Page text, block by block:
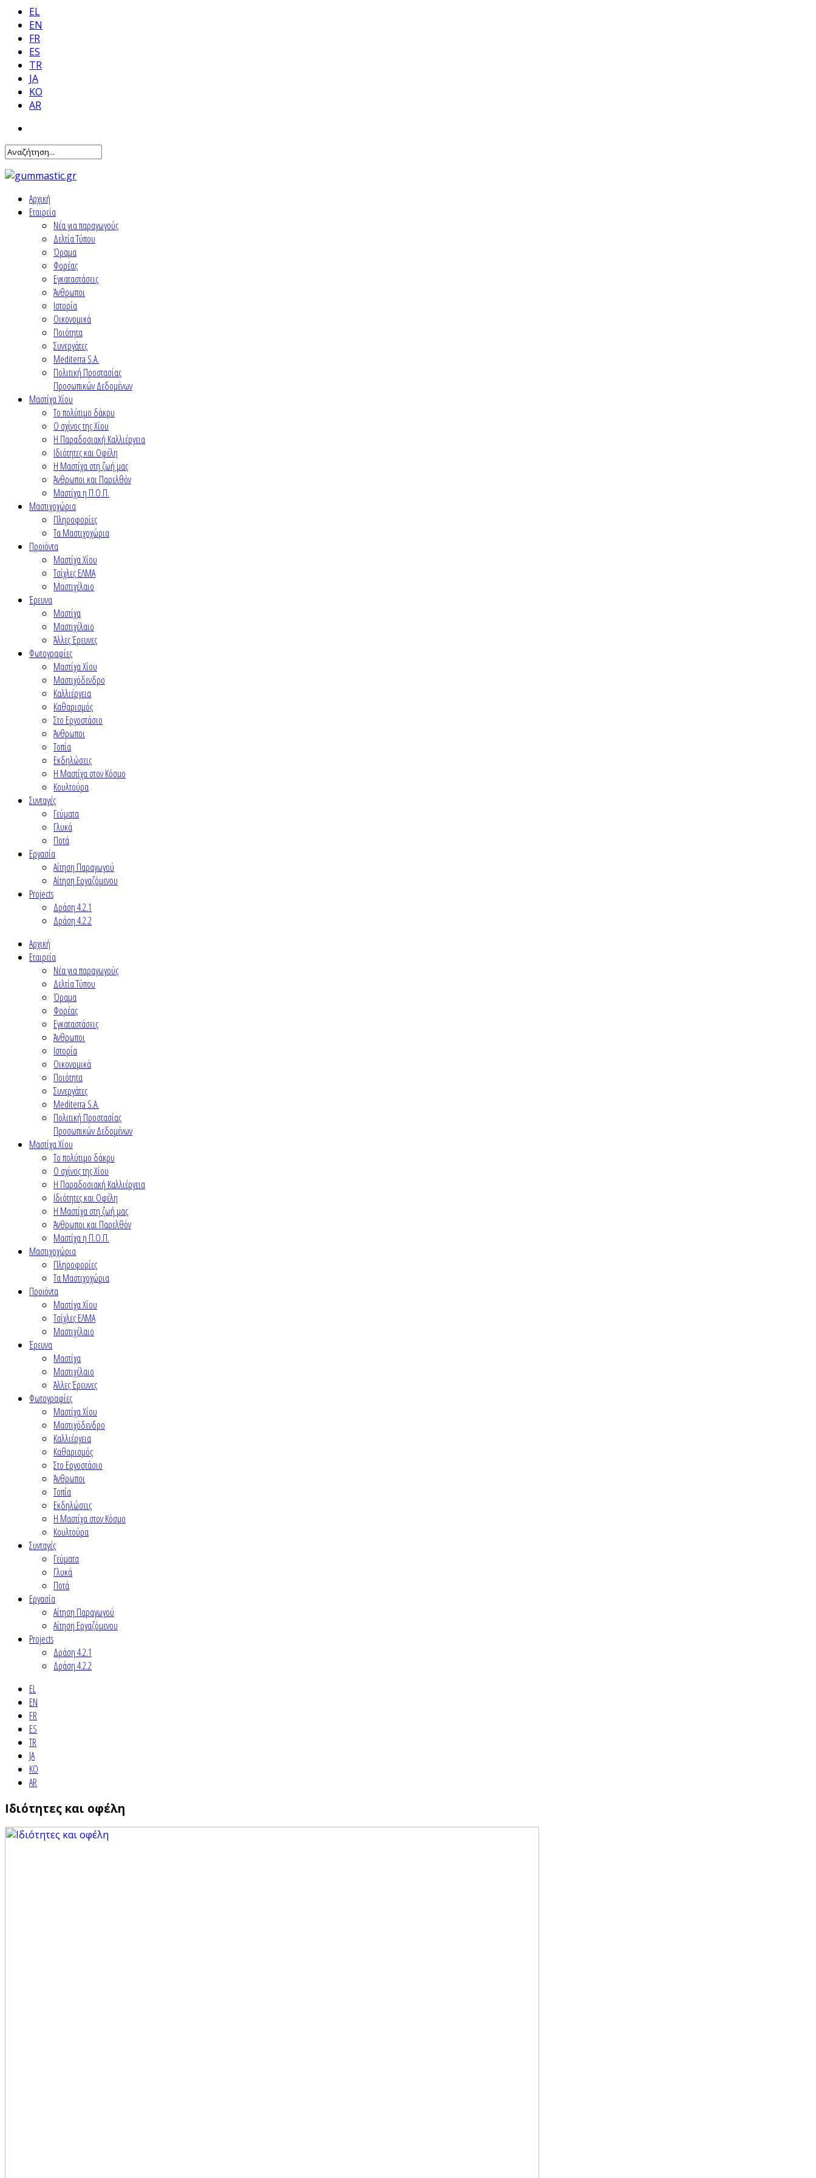
EL
EN
FR
ES
TR
JA
KO
AR
Αρχική
Εταιρεία
Νέα για παραγωγούς
Δελτία Τύπου
Όραμα
Φορέας
Εγκαταστάσεις
Άνθρωποι
Ιστορία
Οικονομικά
Ποιότητα
Συνεργάτες
Mediterra S.A.
Πολιτική Προστασίας
Προσωπικών Δεδομένων
Μαστίχα Χίου
Το πολύτιμο δάκρυ
Ο σχίνος της Χίου
Η Παραδοσιακή Καλλιέργεια
Ιδιότητες και Οφέλη
Η Μαστίχα στη ζωή μας
Άνθρωποι και Παρελθόν
Μαστίχα η Π.Ο.Π.
Μαστιχοχώρια
Πληροφορίες
Τα Μαστιχοχώρια
Προϊόντα
Μαστίχα Χίου
Τσίχλες ΕΛΜΑ
Μαστιχέλαιο
Έρευνα
Μαστίχα
Μαστιχέλαιο
Άλλες Έρευνες
Φωτογραφίες
Μαστίχα Χίου
Μαστιχόδενδρο
Καλλιέργεια
Καθαρισμός
Στο Εργοστάσιο
Άνθρωποι
Τοπία
Εκδηλώσεις
Η Μαστίχα στον Κόσμο
Κουλτούρα
Συνταγές
Γεύματα
Γλυκά
Ποτά
Εργασία
Αίτηση Παραγωγού
Αίτηση Εργαζόμενου
Projects
Δράση 4.2.1
Δράση 4.2.2
Αρχική
Εταιρεία
Νέα για παραγωγούς
Δελτία Τύπου
Όραμα
Φορέας
Εγκαταστάσεις
Άνθρωποι
Ιστορία
Οικονομικά
Ποιότητα
Συνεργάτες
Mediterra S.A.
Πολιτική Προστασίας
Προσωπικών Δεδομένων
Μαστίχα Χίου
Το πολύτιμο δάκρυ
Ο σχίνος της Χίου
Η Παραδοσιακή Καλλιέργεια
Ιδιότητες και Οφέλη
Η Μαστίχα στη ζωή μας
Άνθρωποι και Παρελθόν
Μαστίχα η Π.Ο.Π.
Μαστιχοχώρια
Πληροφορίες
Τα Μαστιχοχώρια
Προϊόντα
Μαστίχα Χίου
Τσίχλες ΕΛΜΑ
Μαστιχέλαιο
Έρευνα
Μαστίχα
Μαστιχέλαιο
Άλλες Έρευνες
Φωτογραφίες
Μαστίχα Χίου
Μαστιχόδενδρο
Καλλιέργεια
Καθαρισμός
Στο Εργοστάσιο
Άνθρωποι
Τοπία
Εκδηλώσεις
Η Μαστίχα στον Κόσμο
Κουλτούρα
Συνταγές
Γεύματα
Γλυκά
Ποτά
Εργασία
Αίτηση Παραγωγού
Αίτηση Εργαζόμενου
Projects
Δράση 4.2.1
Δράση 4.2.2
EL
EN
FR
ES
TR
JA
KO
AR
Ιδιότητες και οφέλη